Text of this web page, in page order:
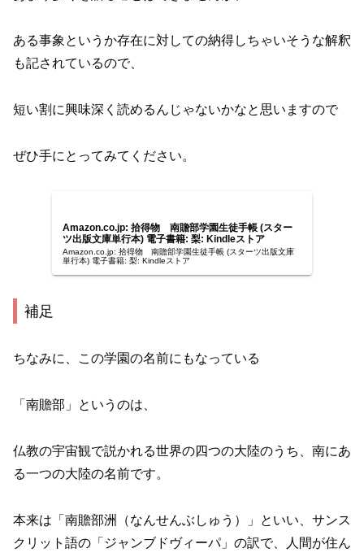
ある事象というか存在に対しての納得しちゃいそうな解釈
も記されているので、
短い割に興味深く読めるんじゃないかなと思いますので
ぜひ手にとってみてください。
Amazon.co.jp: 拾得物 南贍部学園生徒手帳 (スター
ツ出版文庫単行本) 電子書籍: 梨: Kindleストア
Amazon.co.jp: 拾得物 南贍部学園生徒手帳 (スターツ出版文庫
単行本) 電子書籍: 梨: Kindleストア
補足
ちなみに、この学園の名前にもなっている
「南贍部」というのは、
仏教の宇宙観で説かれる世界の四つの大陸のうち、南にあ
る一つの大陸の名前です。
本来は「南贍部洲（なんせんぶしゅう）」といい、サンス
クリット語の「ジャンブドヴィーパ」の訳で、人間が住ん